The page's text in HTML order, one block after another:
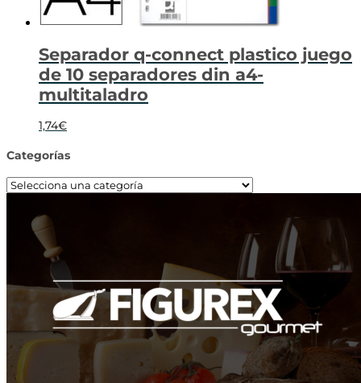
Separador q-connect plastico juego
de 10 separadores din a4-
multitaladro
1,74€
Categorías